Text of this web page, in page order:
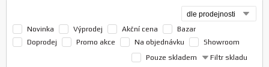
Novinka Výprodej Akční cena
Bazar
Doprodej
Promo akce Na objednávku
Showroom
Filtr skladu
Pouze skladem